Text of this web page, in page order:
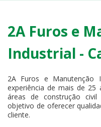
2A Furos e
Industrial -
2A Furos e Manutenção
experiência de mais de 25
áreas de construção
objetivo de oferecer
cliente.